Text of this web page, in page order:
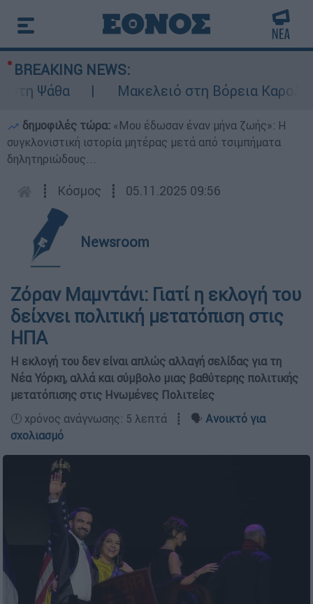
BREAKING NEWS:
Μακελειό στη Βόρεια Καρολίνα
δημοφιλές τώρα: «Μου έδωσαν έναν μήνα ζωής»: Η
συγκλονιστική ιστορία μητέρας μετά από τσιμπήματα
δηλητηριώδους...
┋ Κόσμος ┋ 05.11.2025 09:56
Newsroom
Ζόραν Μαμντάνι: Γιατί η εκλογή του
δείχνει πολιτική μετατόπιση στις
ΗΠΑ
Η εκλογή του δεν είναι απλώς αλλαγή σελίδας για τη
Νέα Υόρκη, αλλά και σύμβολο μιας βαθύτερης πολιτικής
μετατόπισης στις Ηνωμένες Πολιτείες
🕛 χρόνος ανάγνωσης: 5 λεπτά ┋ 🗣️ Ανοικτό για
σχολιασμό